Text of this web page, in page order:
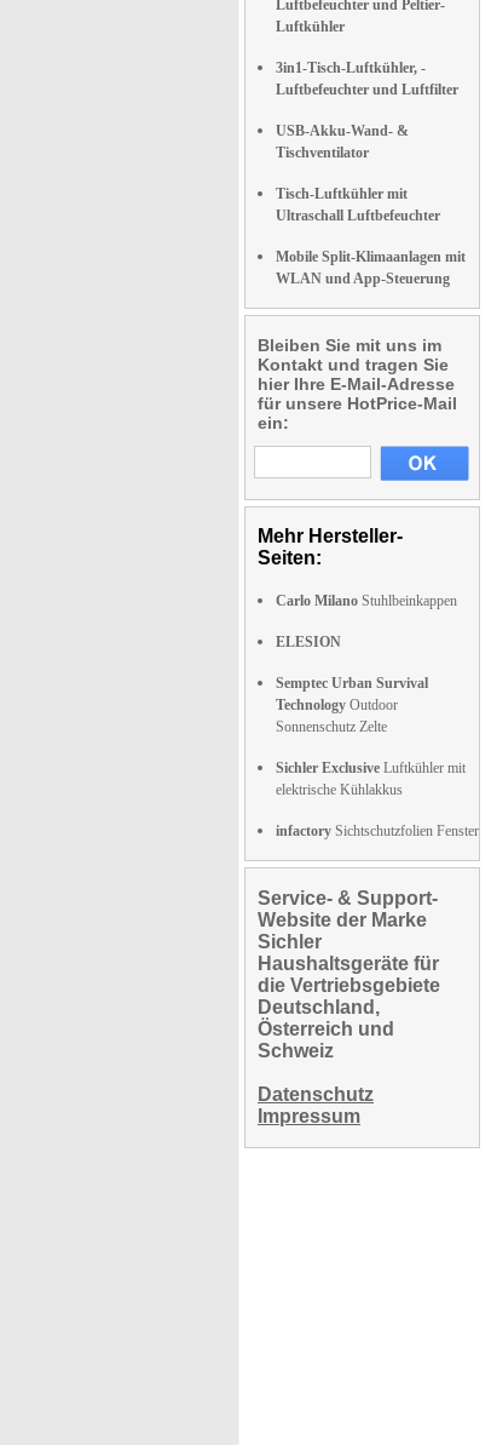
Luftbefeuchter und Peltier-
Luftkühler
3in1-Tisch-Luftkühler, -
Luftbefeuchter und Luftfilter
USB-Akku-Wand- &
Tischventilator
Tisch-Luftkühler mit
Ultraschall Luftbefeuchter
Mobile Split-Klimaanlagen mit
WLAN und App-Steuerung
Bleiben Sie mit uns im
Kontakt und tragen Sie
hier Ihre E-Mail-Adresse
für unsere HotPrice-Mail
ein:
Mehr Hersteller-
Seiten:
Carlo Milano Stuhlbeinkappen
ELESION
Semptec Urban Survival
Technology Outdoor
Sonnenschutz Zelte
Sichler Exclusive Luftkühler mit
elektrische Kühlakkus
infactory Sichtschutzfolien Fenster
Service- & Support-
Website der Marke
Sichler
Haushaltsgeräte für
die Vertriebsgebiete
Deutschland,
Österreich und
Schweiz
Datenschutz
Impressum